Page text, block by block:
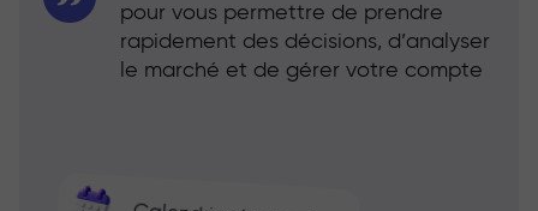
pour vous permettre de prendre
rapidement des décisions, d’analyser
le marché et de gérer votre compte